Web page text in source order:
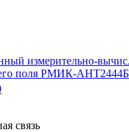
измерительно-
поля РМИК‑АНТ2444Б
связь